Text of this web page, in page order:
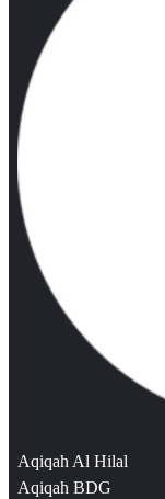
Aqiqah Al Hilal
Aqiqah BDG